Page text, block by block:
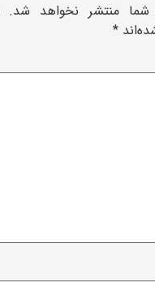
شما منتشر نخواهد شد.
*